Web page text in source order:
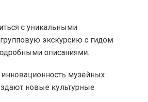
с уникальными
экскурсию с гидом
описаниями.
музейных
новые культурные